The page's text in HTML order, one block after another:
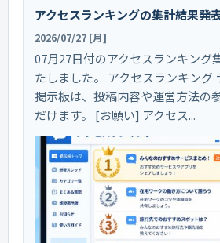
アクセスランキングの集計結果発
2026/07/27 [月]
07月27日付のアクセスランキング
たしました。 アクセスランキング
掲示板は、投稿内容や運営方法の
だけます。 [お願い] アクセス...